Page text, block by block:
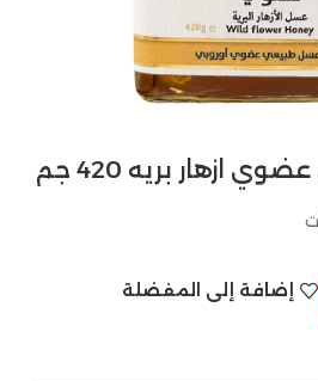
ازهار بريه 420 جم
إضافة إلى المفضلة